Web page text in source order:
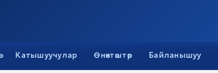
Катышуучулар Өнөктөштөр Байланышуу